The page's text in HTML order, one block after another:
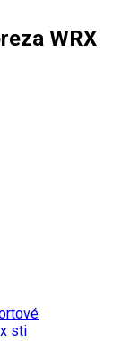
WRX
sti